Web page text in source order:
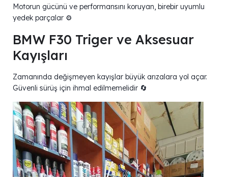
Motorun gücünü ve performansını koruyan, birebir uyumlu
yedek parçalar ⚙️
BMW F30 Triger ve Aksesuar
Kayışları
Zamanında değişmeyen kayışlar büyük arızalara yol açar.
Güvenli sürüş için ihmal edilmemelidir 🔄